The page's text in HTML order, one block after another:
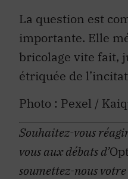
La question est
importante. Elle
bricolage vite fait,
étriquée de
Photo : Pexel /
Souhaitez-vous
vous aux débats d’
soumettez-nous